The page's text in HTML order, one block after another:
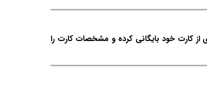
از کارت خود بایگانی کرده و مشخصات کارت را